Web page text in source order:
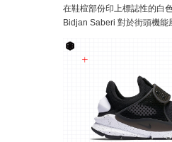
在鞋楦部份印上標誌性的白
Bidjan Saberi 對於街頭機能